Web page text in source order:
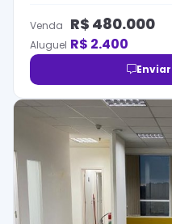
Venda R$ 480.000
Aluguel R$ 2.400